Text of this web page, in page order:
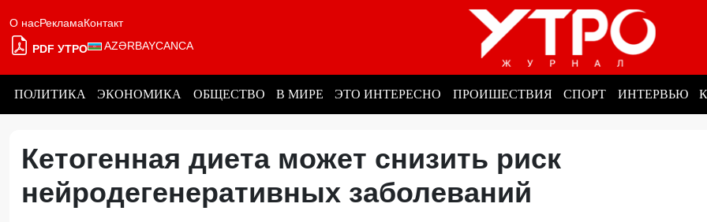
О насРекламаКонтакт
PDF УТРО AZƏRBAYCANCA
ПОЛИТИКА ЭКОНОМИКА ОБЩЕСТВО В МИРЕ ЭТО ИНТЕРЕСНО ПРОИШЕСТВИЯ СПОРТ ИНТЕРВЬЮ
Кетогенная диета может снизить риск
нейродегенеративных заболеваний